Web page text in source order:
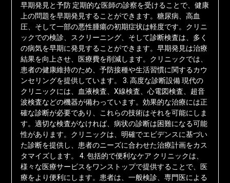
早期発見と予防 定期的な医師の診察を受けることで、健康
上の問題を早期発見することができます。糖尿病、高血
圧、そして一部の悪性腫瘍の初期症状は軽度です。クリニ
ックでの検診、スクリーニング、そして診断検査は、多く
の病気を早期に発見することができます。早期発見は治療
結果を向上させ、医療費を削減します。クリニックでは、
患者の健康維持のため、予防接種や生活習慣に関するカウ
ンセリングを提供しています。 3. 高度な診断設備 現代の
クリニックには、血液検査、X線検査、心電図検査、超音
波検査などの機器が備わっています。効果的な治療には正
確な診断が必要であり、これらの技術はそれを可能にしま
す。適切な検査がなければ、病状の診断は困難になる可能
性があります。クリニックは、明確でエビデンスに基づい
た診断を提供し、患者のニーズに合わせた治療計画をカス
タマイズします。 4. 包括的で便利なケア クリニックは、
様々な医療サービスをワンストップで提供することで、医
療をより便利にします。患者は、一般検診、専門医による